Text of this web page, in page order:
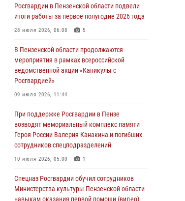
полугодие 2026 года
04 августа 2026, 06:08
праздничных мероприятий в День ВДВ в
Пензе
03 августа 2026, 07:14 1
В Пензе сотрудники Росгвардии задержали
бранью напугал жильцов многоквартирного
дома
03 августа 2026, 05:59
Росгвардейцы Пензенской области отмечают
03 августа 2026, 05:15
Росгвардии в Пензенской области подвели
итоги работы за первое полугодие 2026 года
28 июля 2026, 06:08 5
В Пензенской области продолжаются
мероприятия в рамках всероссийской
ведомственной акции «Каникулы с
Росгвардией»
09 июля 2026, 11:44
При поддержке Росгвардии в Пензе
возводят мемориальный комплекс памяти
Героя России Валерия Канакина и погибших
сотрудников спецподразделений
10 июля 2026, 05:00 1
Спецназ Росгвардии обучил сотрудников
Министерства культуры Пензенской области
навыкам оказания первой помощи (видео)